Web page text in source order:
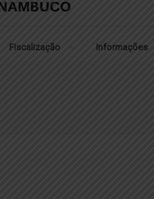
Fiscalização Informações